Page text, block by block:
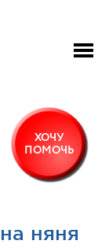
ХОЧУ
ПОМОЧЬ
няня